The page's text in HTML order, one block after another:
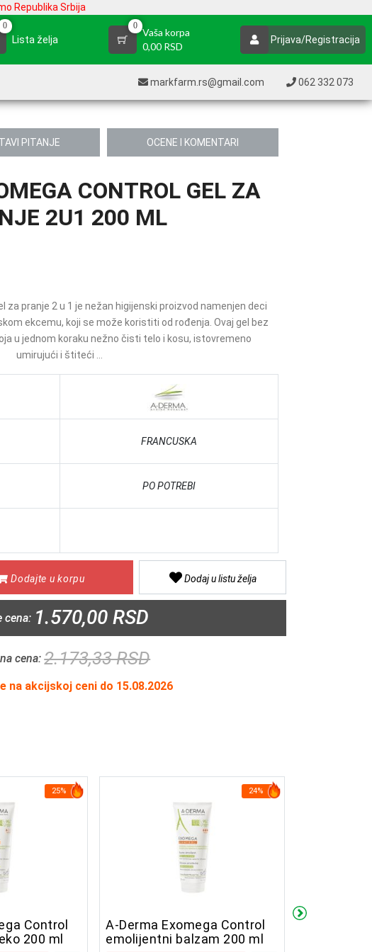
Republika Srbija
0
Lista želja
0
Vaša korpa
0,00 RSD
Prijava/Registracija
markfarm.rs@gmail.com 062 332 073
PITANJE OCENE I KOMENTARI
CONTROL GEL ZA
2U1 200 ML
za pranje 2 u 1 je nežan higijenski proizvod namenjen deci
ekcemu, koji se može koristiti od rođenja. Ovaj gel bez
u jednom koraku nežno čisti telo i kosu, istovremeno
umirujući i štiteći ...
FRANCUSKA
PO POTREBI
Dodajte u korpu Dodaj u listu želja
cena: 1.570,00 RSD
cena:2.173,33 RSD
na akcijskoj ceni do 15.08.2026
25%
Control
200 ml
24%
A-Derma Exomega Control
emolijentni balzam 200 ml